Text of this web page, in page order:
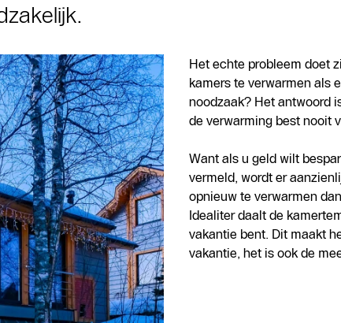
Het echte probleem doet
kamers te verwarmen als
noodzaak? Het antwoord
de verwarming best nooit
Want als u geld wilt
vermeld, wordt er
opnieuw te verwarmen
Idealiter daalt de
vakantie bent. Dit maakt
vakantie, het is ook de